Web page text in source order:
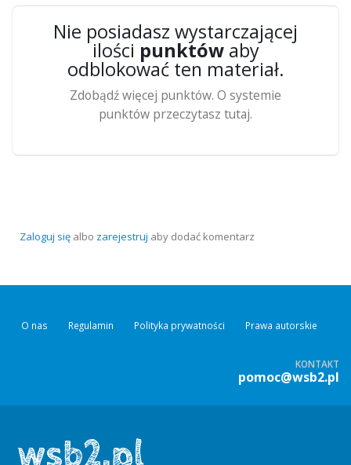
Nie posiadasz wystarczającej
ilości punktówaby
odblokować ten materiał.
Zdobądź więcej punktów. O systemie
punktów przeczytasz tutaj.
Zaloguj się albo zarejestruj aby dodać komentarz
O nas Regulamin Polityka prywatności Prawa autorskie
KONTAKT
pomoc@wsb2.pl